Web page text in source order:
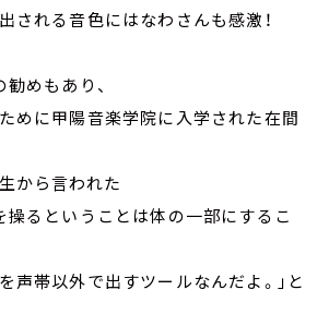
される音色にはなわさんも感激！
めもあり、
めに甲陽音楽学院に入学された在間
から言われた
操るということは体の一部にするこ
声帯以外で出すツールなんだよ。｣と